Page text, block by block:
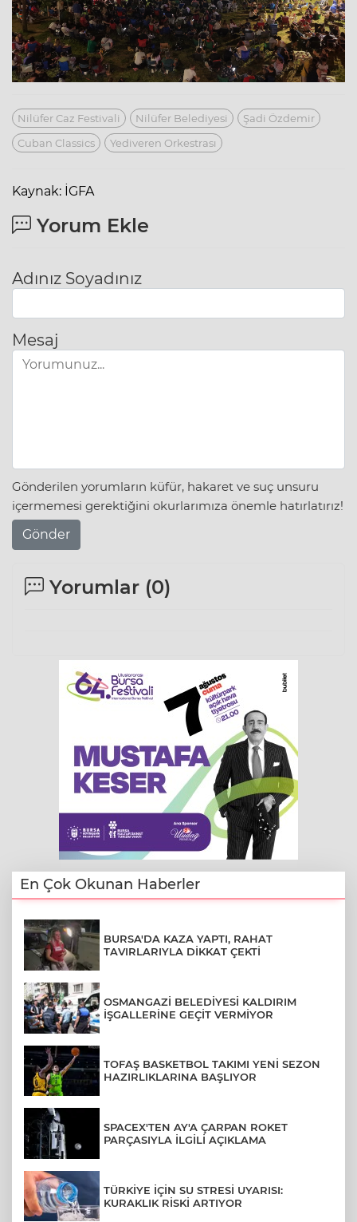
Nilüfer Caz Festivali Nilüfer Belediyesi
Şadi Özdemir
Cuban Classics
Yediveren Orkestrası
Kaynak: İGFA
Yorum Ekle
Adınız Soyadınız
Mesaj
Gönderilen yorumların küfür, hakaret ve suç unsuru
içermemesi gerektiğini okurlarımıza önemle hatırlatırız!
Gönder
Yorumlar (0)
En Çok Okunan Haberler
BURSA'DA KAZA YAPTI, RAHAT
TAVIRLARIYLA DİKKAT ÇEKTİ
OSMANGAZİ BELEDİYESİ KALDIRIM
İŞGALLERİNE GEÇİT VERMİYOR
TOFAŞ BASKETBOL TAKIMI YENİ SEZON
HAZIRLIKLARINA BAŞLIYOR
SPACEX'TEN AY'A ÇARPAN ROKET
PARÇASIYLA İLGİLİ AÇIKLAMA
TÜRKİYE İÇİN SU STRESİ UYARISI:
KURAKLIK RİSKİ ARTIYOR